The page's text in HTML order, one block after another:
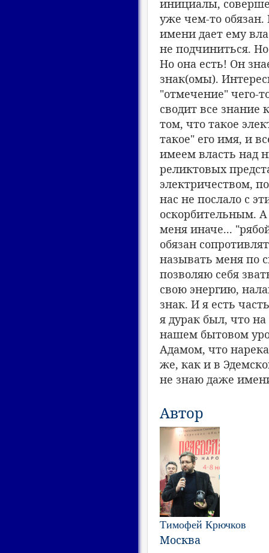
инициалы,
уже чем-то
имени дает ему
не подчиниться.
Но она есть! Он
знак(омы).
"отмечение" чего-
сводит все
том, что такое
такое" его имя, и
имеем власть над
реликтовых
электричеством,
нас не послало с
оскорбительным.
меня иначе...
обязан
называть меня по
позволяю себя
свою энергию,
знак. И я есть
я дурак был, что
нашем бытовом
Адамом, что
же, как и в
не знаю даже
Автор
Тимофей Крючков
Москва